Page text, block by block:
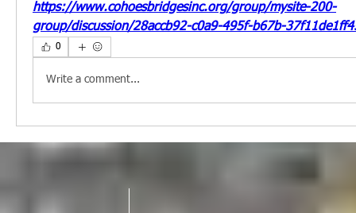
https://www.cohoesbridgesinc.org/group/mysite-200-
group/discussion/28accb92-c0a9-495f-b67b-
0
Write a comment...